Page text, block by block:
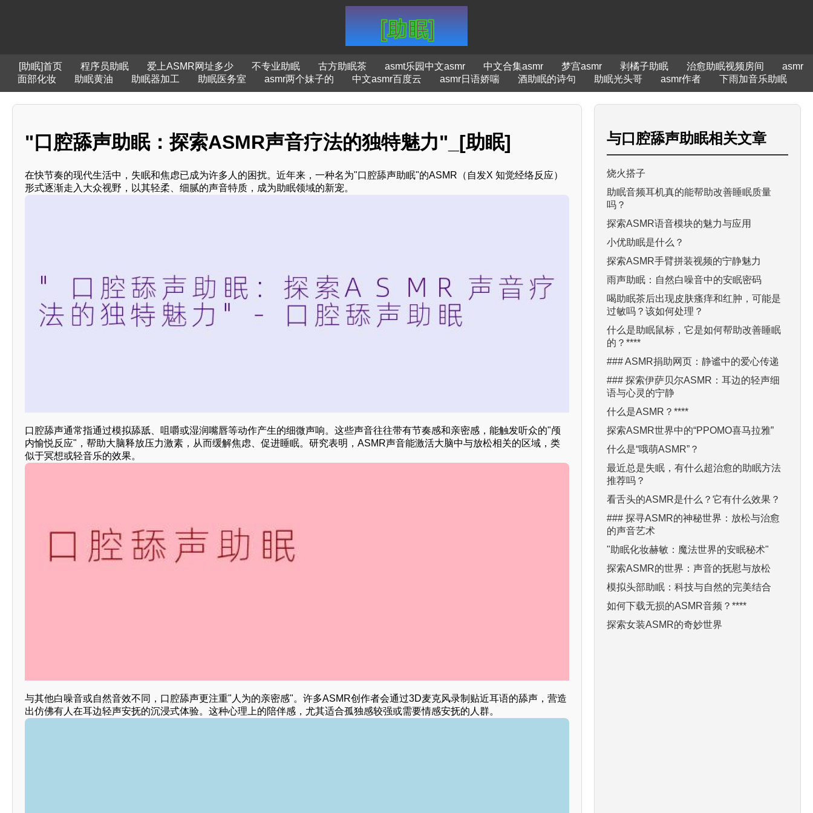
[助眠]首页 程序员助眠 爱上ASMR网址多少 不专业助眠 古方助眠茶 asmt乐园中文asmr 中文合集asmr 梦宫asmr 剥橘子助眠 治愈助眠视频房间
asmr
面部化妆
助眠黄油 助眠器加工 助眠医务室 asmr两个妹子的 中文asmr百度云 asmr日语娇喘 酒助眠的诗句 助眠光头哥 asmr作者 下雨加音乐助眠
"口腔舔声助眠：探索ASMR声音疗法的独特魅力"_[助眠]
在快节奏的现代生活中，失眠和焦虑已成为许多人的困扰。近年来，一种名为"口腔舔声助眠"的ASMR（自发X 知觉经络反应）
形式逐渐走入大众视野，以其轻柔、细腻的声音特质，成为助眠领域的新宠。
口腔舔声通常指通过模拟舔舐、咀嚼或湿润嘴唇等动作产生的细微声响。这些声音往往带有节奏感和亲密感，能触发听众的"颅
内愉悦反应"，帮助大脑释放压力激素，从而缓解焦虑、促进睡眠。研究表明，ASMR声音能激活大脑中与放松相关的区域，类
似于冥想或轻音乐的效果。
与其他白噪音或自然音效不同，口腔舔声更注重"人为的亲密感"。许多ASMR创作者会通过3D麦克风录制贴近耳语的舔声，营造
出仿佛有人在耳边轻声安抚的沉浸式体验。这种心理上的陪伴感，尤其适合孤独感较强或需要情感安抚的人群。
与口腔舔声助眠相关文章
烧火搭子
助眠音频耳机真的能帮助改善睡眠质量
吗？
探索ASMR语音模块的魅力与应用
小优助眠是什么？
探索ASMR手臂拼装视频的宁静魅力
雨声助眠：自然白噪音中的安眠密码
喝助眠茶后出现皮肤瘙痒和红肿，可能是
过敏吗？该如何处理？
什么是助眠鼠标，它是如何帮助改善睡眠
的？****
### ASMR捐助网页：静谧中的爱心传递
### 探索伊萨贝尔ASMR：耳边的轻声细
语与心灵的宁静
什么是ASMR？****
探索ASMR世界中的“PPOMO喜马拉雅”
什么是“哦萌ASMR”？
最近总是失眠，有什么超治愈的助眠方法
推荐吗？
看舌头的ASMR是什么？它有什么效果？
### 探寻ASMR的神秘世界：放松与治愈
的声音艺术
"助眠化妆赫敏：魔法世界的安眠秘术"
探索ASMR的世界：声音的抚慰与放松
模拟头部助眠：科技与自然的完美结合
如何下载无损的ASMR音频？****
探索女装ASMR的奇妙世界